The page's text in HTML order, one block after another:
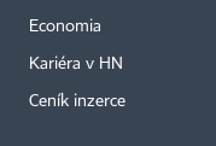
Economia
Kariéra v HN
Ceník inzerce